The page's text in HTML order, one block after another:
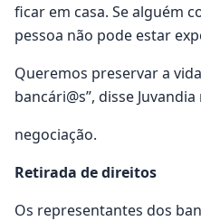
ficar em casa. Se alguém
pessoa não pode estar
Queremos preservar a
bancári@s”, disse Juvandia
negociação.
Retirada de direitos
Os representantes dos